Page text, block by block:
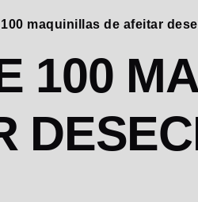
maquinillas de afeitar
100